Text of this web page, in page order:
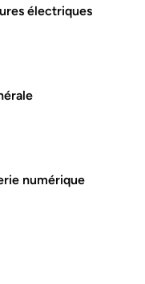
électriques
numérique